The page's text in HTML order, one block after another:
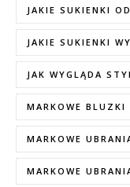
JAKIE SUKIENKI
JAKIE SUKIENKI
JAK WYGLĄDA
MARKOWE BLUZKI
MARKOWE
MARKOWE